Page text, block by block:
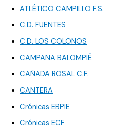
ATLÉTICO CAMPILLO F.S.
C.D. FUENTES
C.D. LOS COLONOS
CAMPANA BALOMPIÉ
CAÑADA ROSAL C.F.
CANTERA
Crónicas EBPIE
Crónicas ECF